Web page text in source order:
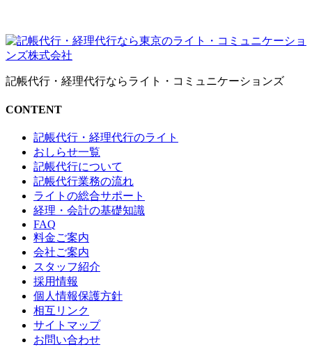
記帳代行・経理代行ならライト・コミュニケーションズ
CONTENT
記帳代行・経理代行のライト
おしらせ一覧
記帳代行について
記帳代行業務の流れ
ライトの総合サポート
経理・会計の基礎知識
FAQ
料金ご案内
会社ご案内
スタッフ紹介
採用情報
個人情報保護方針
相互リンク
サイトマップ
お問い合わせ